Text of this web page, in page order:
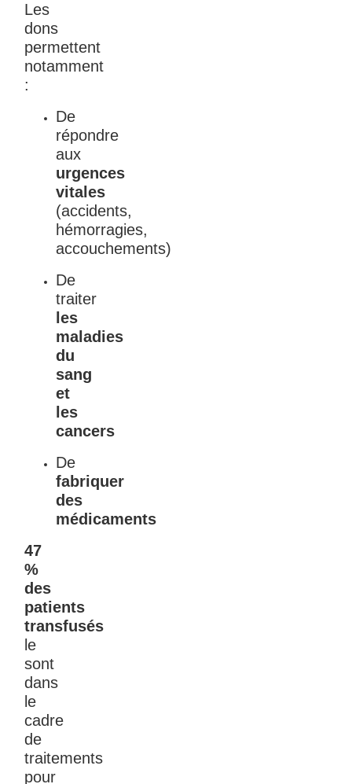
Les
dons
permettent
notamment
:
De
répondre
aux
urgences
vitales
(accidents,
hémorragies,
accouchements)
De
traiter
les
maladies
du
sang
et
les
cancers
De
fabriquer
des
médicaments
47
%
des
patients
transfusés
le
sont
dans
le
cadre
de
traitements
pour